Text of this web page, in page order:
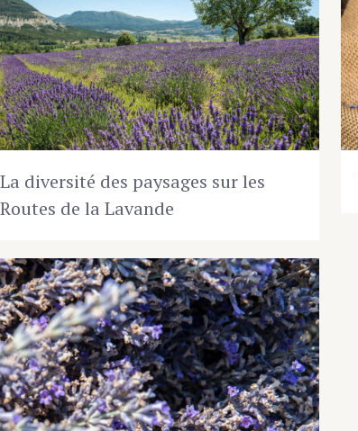
La diversité des paysages sur les
Routes de la Lavande